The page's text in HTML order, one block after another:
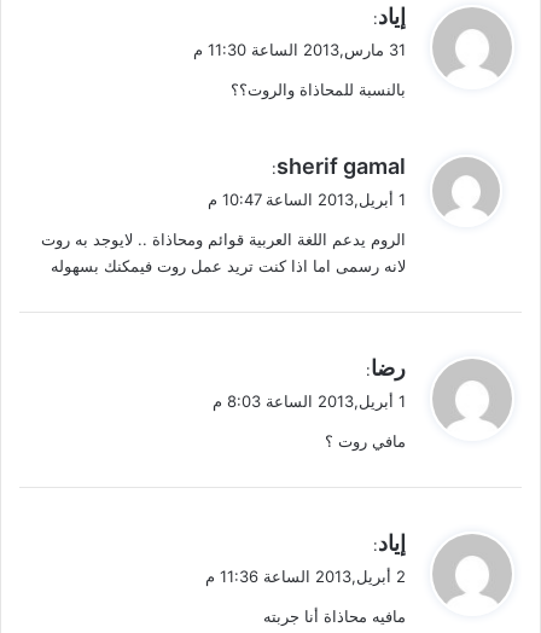
ي
ق
ل
إياد:
31 مارس,2013 الساعة 11:30 م
بالنسبة للمحاذاة والروت؟؟
ي
ق
ل
sherif gamal
:
1 أبريل,2013 الساعة 10:47 م
الروم يدعم اللغة العربية قوائم ومحاذاة .. لايوجد به روت
لانه رسمى اما اذا كنت تريد عمل روت فيمكنك بسهوله
ق
ل
رضا:
1 أبريل,2013 الساعة 8:03 م
مافي روت ؟
ي
ق
ل
إياد:
2 أبريل,2013 الساعة 11:36 م
مافيه محاذاة أنا جربته